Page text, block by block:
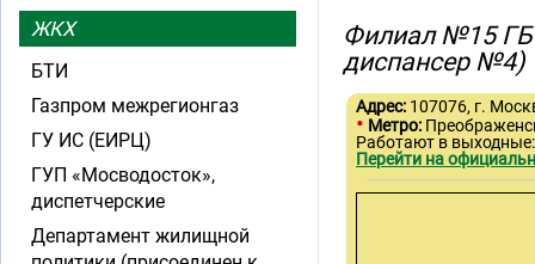
Филиал №15
диспансер №4)
Адрес: 107076, г.
• Метро:
Работают в
Перейти на
ЖКХ
БТИ
Газпром межрегионгаз
ГУ ИС (ЕИРЦ)
ГУП «Мосводосток»,
диспетчерские
Департамент жилищной